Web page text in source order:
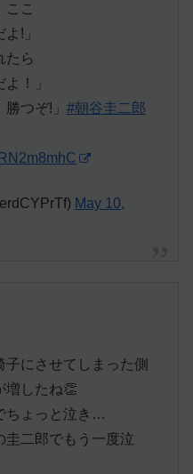
こ
!」
たら
！」
つぞ!」 #朝谷圭二郎
May 10,
にさせてしまった側
増したね👏
ちょっと泣き…
圭二郎でもう一度泣